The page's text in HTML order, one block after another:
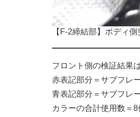
【F-2締結部】ボディ
フロント側の検証結果
赤表記部分＝サブフレ
青表記部分＝サブフレ
カラーの合計使用数＝8